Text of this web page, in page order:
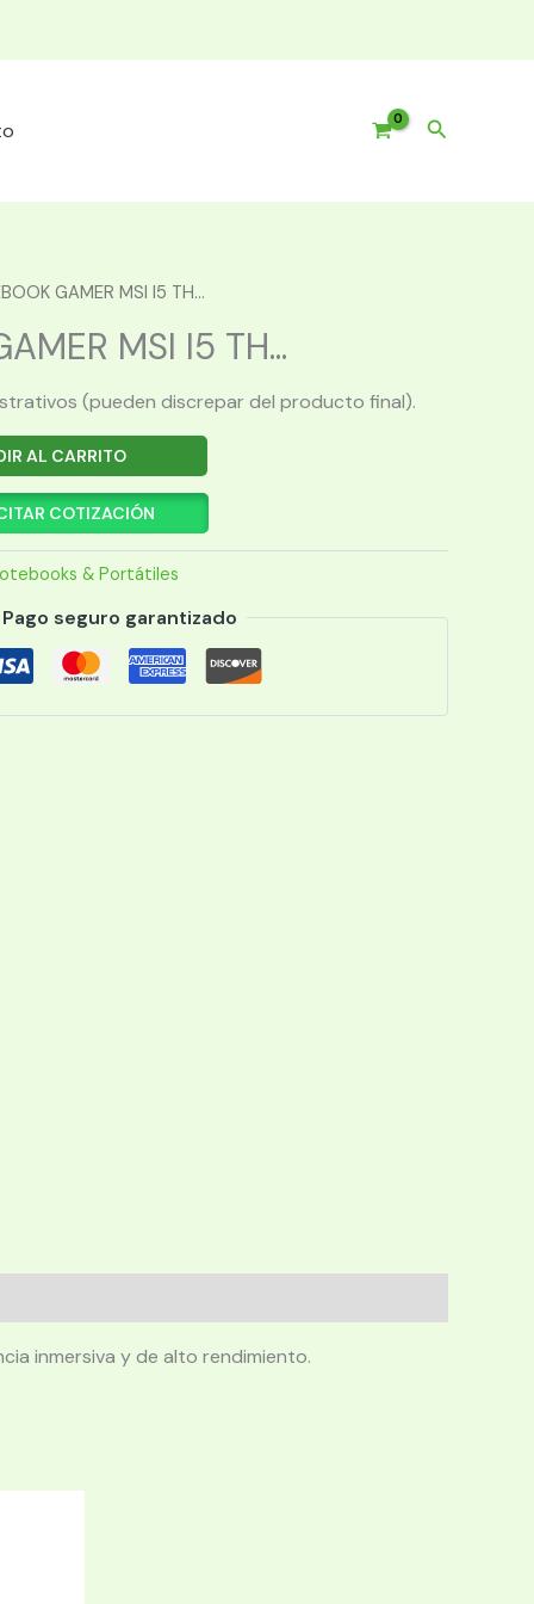
Buscar
GAMER MSI I5 TH...
MSI I5 TH...
(pueden discrepar del producto final).
AL CARRITO
COTIZACIÓN
& Portátiles
Pago seguro garantizado
inmersiva y de alto rendimiento.